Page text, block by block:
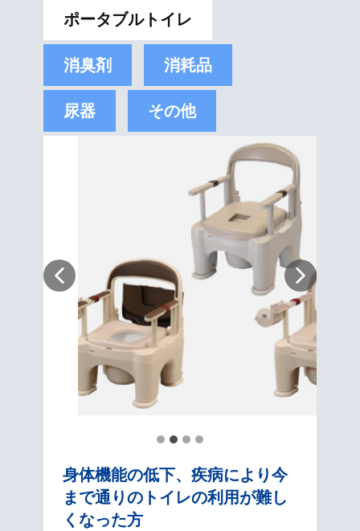
ポータブルトイレ
消臭剤 消耗品
尿器 その他
身体機能の低下、疾病により今
まで通りのトイレの利用が難し
くなった方